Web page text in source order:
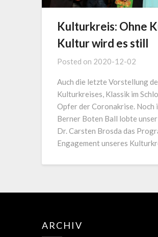
Kulturkreis: Ohne
Kultur wird es still
Posted on 2020-12-02
Auch die letzte Vorstellung
Kulturkreises, Klassik im
Opfer der Coronakrise. Noch
Berner Boten Ball lobte
Dr. Carsten Brosda das
Engagement unseres
ARCHIV